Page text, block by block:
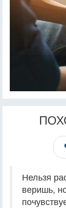
Нельзя
веришь,